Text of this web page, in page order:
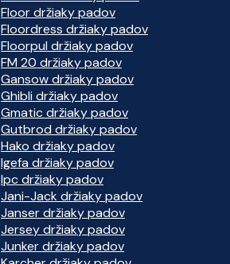
Floor držiaky padov
Floordress držiaky padov
Floorpul držiaky padov
FM 20 držiaky padov
Gansow držiaky padov
Ghibli držiaky padov
Gmatic držiaky padov
Gutbrod držiaky padov
Hako držiaky padov
Igefa držiaky padov
Ipc držiaky padov
Jani-Jack držiaky padov
Janser držiaky padov
Jersey držiaky padov
Junker držiaky padov